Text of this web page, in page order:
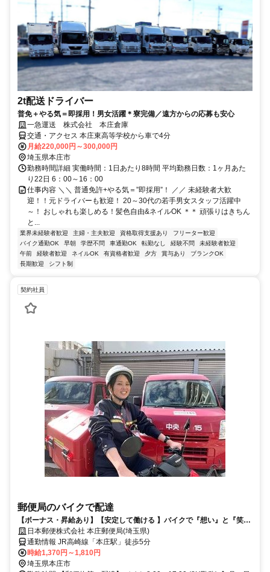
2t配送ドライバー
普免＋やる気＝即採用！男女活躍＊寮完備／遠方からの応募も安心
一急運送 株式会社 本庄倉庫
交通・アクセス 本庄東高等学校から車で4分
月給220,000円～300,000円
埼玉県本庄市
勤務時間詳細 実働時間：1日あたり8時間 平均勤務日数：1ヶ月あた
り22日 6：00～16：00
仕事内容 ＼＼ 普通免許+やる気＝”即採用”！ ／／ 未経験者大歓
迎！！元ドライバーも歓迎！ 20～30代の若手男女スタッフ活躍中
～！ おしゃれも楽しめる！髪色自由&ネイルOK ＊＊ 頑張りはきちん
と...
業界未経験者歓迎 主婦・主夫歓迎 資格取得支援あり
フリーター歓迎
バイク通勤OK
早朝 学歴不問 車通勤OK 転勤なし 経験不問
未経験者歓迎
午前
経験者歓迎 ネイルOK 有資格者歓迎 夕方 賞与あり
ブランクOK
長期歓迎
シフト制
契約社員
郵便局のバイクで配達
【ボーナス・昇給あり】【安定して働ける 】バイクで『想い』と『笑
顔』をつなぐお仕事してみませんか？
日本郵便株式会社 本庄郵便局(埼玉県)
通勤情報 JR高崎線「本庄駅」徒歩5分
時給1,370円～1,810円
埼玉県本庄市